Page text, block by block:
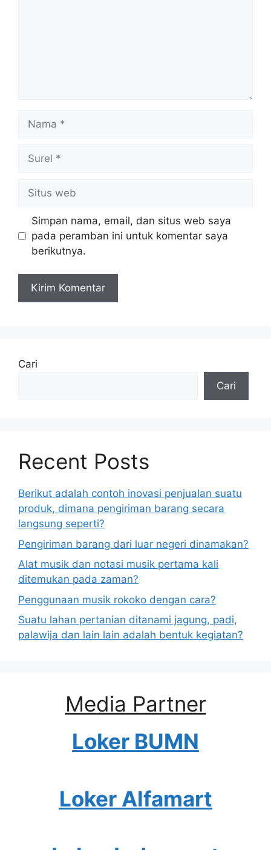
web
Simpan nama, email, dan situs web saya
pada peramban ini untuk komentar saya
berikutnya.
Cari
Cari
Recent Posts
Berikut adalah contoh inovasi penjualan suatu
produk, dimana pengiriman barang secara
langsung seperti?
Pengiriman barang dari luar negeri dinamakan?
Alat musik dan notasi musik pertama kali
ditemukan pada zaman?
Penggunaan musik rokoko dengan cara?
Suatu lahan pertanian ditanami jagung, padi,
palawija dan lain lain adalah bentuk kegiatan?
Media Partner
Loker BUMN
Loker Alfamart